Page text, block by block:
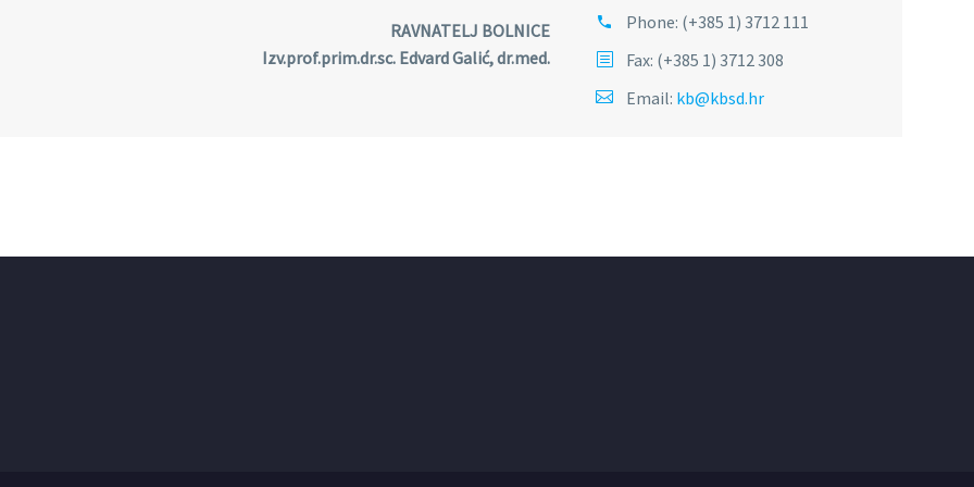
BOLNICE
Edvard Galić, dr.med.
Phone: (+385 1) 3712 111
Fax: (+385 1) 3712 308
Email: kb@kbsd.hr